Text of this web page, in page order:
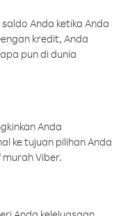
Anda ketika Anda
kredit, Anda
pun di dunia
Anda
ke tujuan pilihan Anda
Viber.